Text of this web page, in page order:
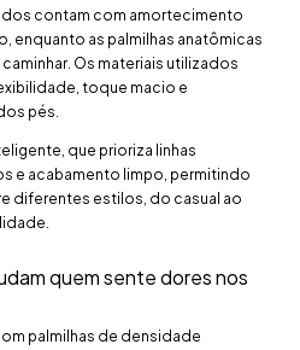
contam com amortecimento
enquanto as palmilhas anatômicas
Os materiais utilizados
toque macio e
pés.
que prioriza linhas
e acabamento limpo, permitindo
diferentes estilos, do casual ao
quem sente dores nos
palmilhas de densidade